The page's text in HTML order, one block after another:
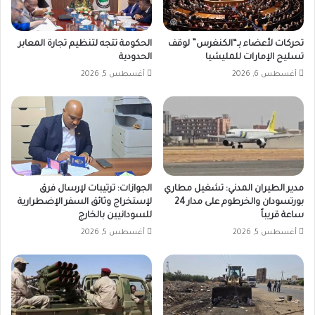
تحركات لأعضاء بـ“الكنغرس” لوقف
تسليح الإمارات للمليشيا
أغسطس 6, 2026
الحكومة تتجه لتنظيم تجارة المعابر
الحدودية
أغسطس 5, 2026
مدير الطيران المدني: تشغيل مطاري
بورتسودان والخرطوم على مدار 24
ساعة قريباً
أغسطس 5, 2026
الجوازات: ترتيبات لإرسال فرق
لإستخراج وثائق السفر الإضطرارية
للسودانيين بالخارج
أغسطس 5, 2026